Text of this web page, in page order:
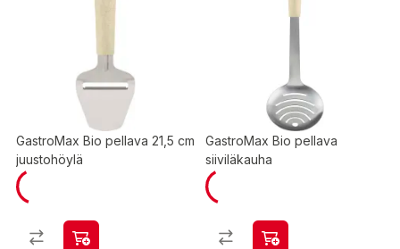
GastroMax Bio pellava 21,5 cm
juustohöylä
GastroMax Bio pellava
siiviläkauha